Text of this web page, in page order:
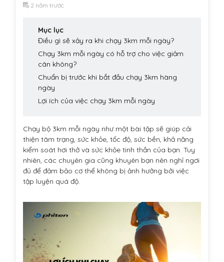
2 năm trước
Mục lục
Điều gì sẽ xảy ra khi chạy 3km mỗi ngày?
Chạy 3km mỗi ngày có hỗ trợ cho việc giảm
cân không?
Chuẩn bị trước khi bắt đầu chạy 3km hàng
ngày
Lợi ích của việc chạy 3km mỗi ngày
Chạy bộ 3km mỗi ngày như một bài tập sẽ giúp cải
thiện tâm trạng, sức khỏe, tốc độ, sức bền, khả năng
kiểm soát hơi thở và sức khỏe tinh thần của bạn. Tuy
nhiên, các chuyên gia cũng khuyên bạn nên nghỉ ngơi
đủ để đảm bảo cơ thể không bị ảnh hưởng bởi việc
tập luyện quá độ.